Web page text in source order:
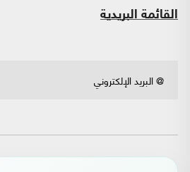
القائمة البريدية